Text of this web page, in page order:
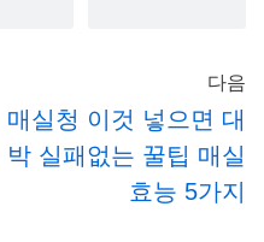
다음
매실청 이것 넣으면 대
박 실패없는 꿀팁 매실
효능 5가지